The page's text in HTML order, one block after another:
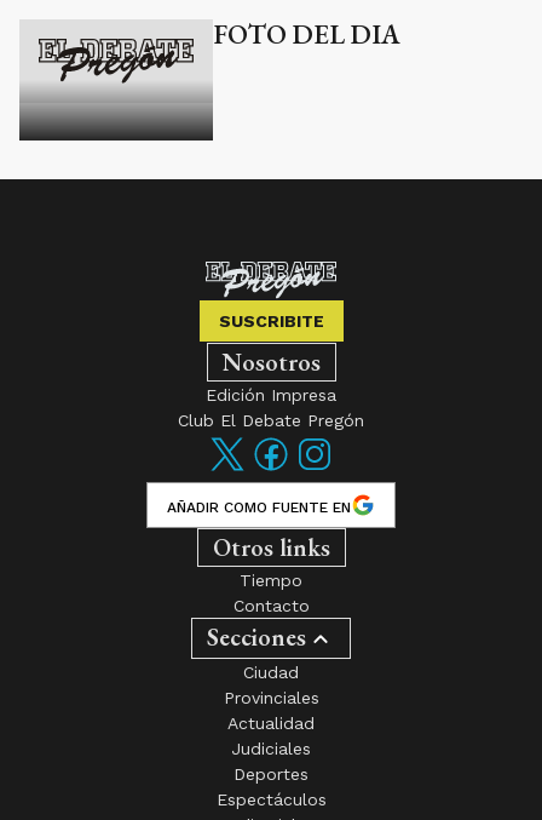
FOTO DEL DIA
SUSCRIBITE
Nosotros
Edición Impresa
Club El Debate Pregón
AÑADIR COMO FUENTE EN
Otros links
Tiempo
Contacto
Secciones
Ciudad
Provinciales
Actualidad
Judiciales
Deportes
Espectáculos